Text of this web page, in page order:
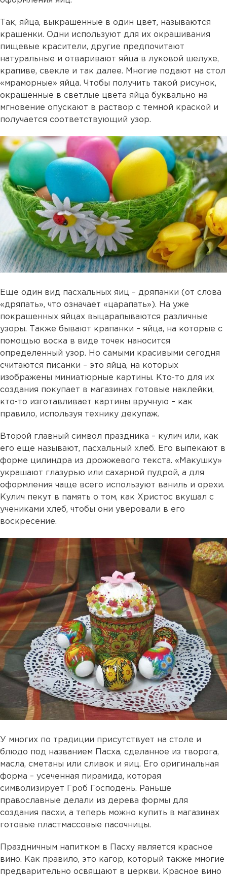
Так, яйца, выкрашенные в один цвет, называются
крашенки. Одни используют для их окрашивания
пищевые красители, другие предпочитают
натуральные и отваривают яйца в луковой шелухе,
крапиве, свекле и так далее. Многие подают на стол
«мраморные» яйца. Чтобы получить такой рисунок,
окрашенные в светлые цвета яйца буквально на
мгновение опускают в раствор с темной краской и
получается соответствующий узор.
Еще один вид пасхальных яиц – дряпанки (от слова
«дряпать», что означает «царапать»). На уже
покрашенных яйцах выцарапываются различные
узоры. Также бывают крапанки – яйца, на которые с
помощью воска в виде точек наносится
определенный узор. Но самыми красивыми сегодня
считаются писанки – это яйца, на которых
изображены миниатюрные картины. Кто-то для их
создания покупает в магазинах готовые наклейки,
кто-то изготавливает картины вручную – как
правило, используя технику декупаж.
Второй главный символ праздника – кулич или, как
его еще называют, пасхальный хлеб. Его выпекают в
форме цилиндра из дрожжевого текста. «Макушку»
украшают глазурью или сахарной пудрой, а для
оформления чаще всего используют ваниль и орехи.
Кулич пекут в память о том, как Христос вкушал с
учениками хлеб, чтобы они уверовали в его
воскресение.
У многих по традиции присутствует на столе и
блюдо под названием Пасха, сделанное из творога,
масла, сметаны или сливок и яиц. Его оригинальная
форма – усеченная пирамида, которая
символизирует Гроб Господень. Раньше
православные делали из дерева формы для
создания пасхи, а теперь можно купить в магазинах
готовые пластмассовые пасочницы.
Праздничным напитком в Пасху является красное
вино. Как правило, это кагор, который также многие
предварительно освящают в церкви. Красное вино